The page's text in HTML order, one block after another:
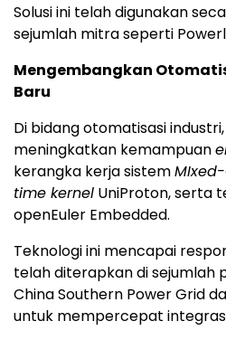
Solusiini telah digunakan
sejumlah mitra seperti
Mengembangkan
Baru
Di bidang otomatisasi
meningkatkan kemampuan
kerangka kerja sistem
time kernel UniProton, serta
openEuler Embedded.
Teknologi ini mencapai
telah diterapkan di sejumlah
China Southern Power Grid
untuk mempercepat